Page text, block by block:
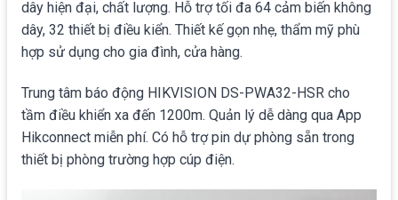
dây hiện đại, chất lượng. Hỗ trợ tối đa 64 cảm biến không
dây, 32 thiết bị điều kiển. Thiết kế gọn nhẹ, thẩm mỹ phù
hợp sử dụng cho gia đình, cửa hàng.
Trung tâm báo động HIKVISION DS-PWA32-HSR cho
tầm điều khiển xa đến 1200m. Quản lý dễ dàng qua App
Hikconnect miễn phí. Có hỗ trợ pin dự phòng sẵn trong
thiết bị phòng trường hợp cúp điện.